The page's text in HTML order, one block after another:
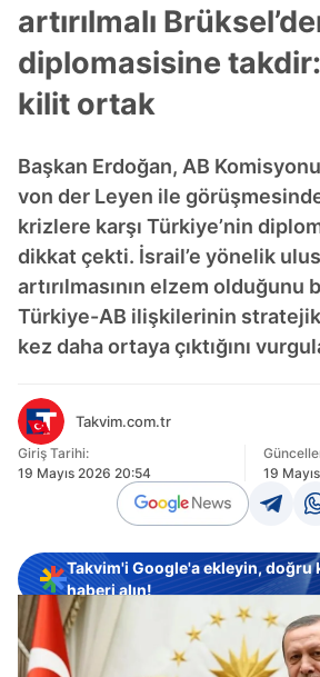
artırılmalı
diplomasisine
kilit ortak
Başkan Erdoğan, AB
von der Leyen ile
krizlere karşı Türkiye’nin
dikkat çekti. İsrail’e yönelik
artırılmasının elzem olduğunu
Türkiye-AB ilişkilerinin
kez daha ortaya çıktığını
Takvim.com.tr
Giriş Tarihi:
19 Mayıs 2026 20:54
19
Takvim'i Google'a ekleyin, doğru
haberi alın!